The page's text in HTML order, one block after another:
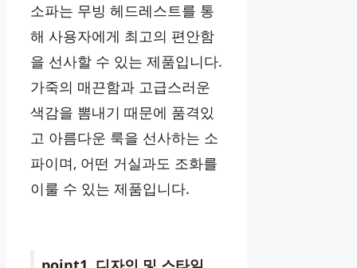
소파는 무빙 헤드레스트를 통
해 사용자에게 최고의 편안함
을 선사할 수 있는 제품입니다.
가죽의 매끈함과 고급스러운
색감을 뽐내기 때문에 품격있
고 아름다운 룩을 선사하는 소
파이며, 어떤 거실과도 조화를
이룰 수 있는 제품입니다.